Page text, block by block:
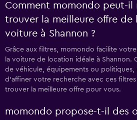
Comment momondo peut-il
trouver la meilleure offre de
voiture à Shannon ?
Grâce aux filtres, momondo facilite
la voiture de location idéale à Shannon.
de véhicule, équipements ou
d'affiner votre recherche avec ces
trouver la meilleure offre pour vous.
momondo propose-t-il des